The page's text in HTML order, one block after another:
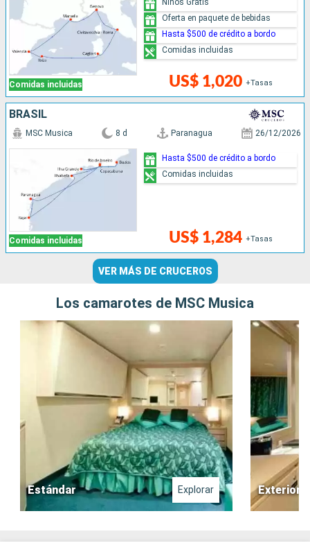
Comidas incluidas US$ 1,020 +Tasas
Niños Gratis
Oferta en paquete de bebidas
Hasta $500 de crédito a bordo
Comidas incluidas
BRASIL
Comidas incluidas
MSC Musica 8 d Paranagua 26/12/2026
US$ 1,284 +Tasas
Hasta $500 de crédito a bordo
Comidas incluidas
VER MÁS DE CRUCEROS
Los camarotes de MSC Musica
Estándar Explorar Exterior